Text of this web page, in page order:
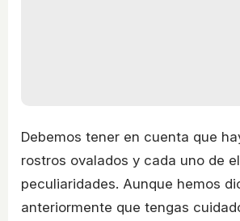
Debemos tener en cuenta que
rostros ovalados y cada uno de
peculiaridades. Aunque hemos
anteriormente que tengas